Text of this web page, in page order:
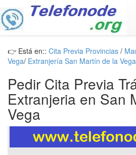
👉 Está en:: Cita Previa Provincias /
Vega/ Extranjería San Martín de la Vega
Pedir Cita Previa
Extranjeria en San
Vega